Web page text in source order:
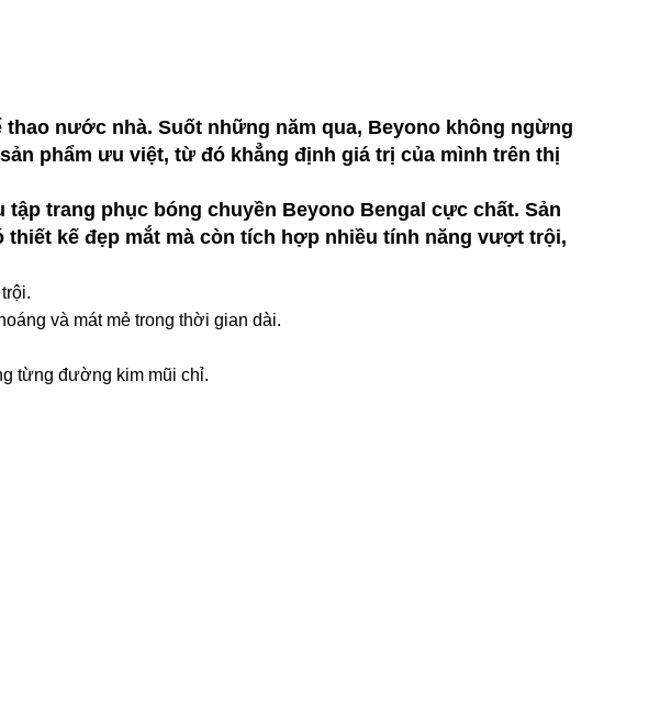
nước nhà. Suốt những năm qua, Beyono không ngừng
phẩm ưu việt, từ đó khẳng định giá trị của mình trên thị
trang phục bóng chuyền Beyono Bengal cực chất. Sản
kế đẹp mắt mà còn tích hợp nhiều tính năng vượt trội,
và mát mẻ trong thời gian dài.
từng đường kim mũi chỉ.